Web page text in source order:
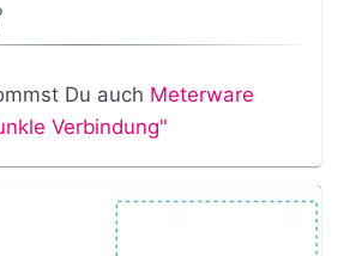
Du auch Meterware
Verbindung"